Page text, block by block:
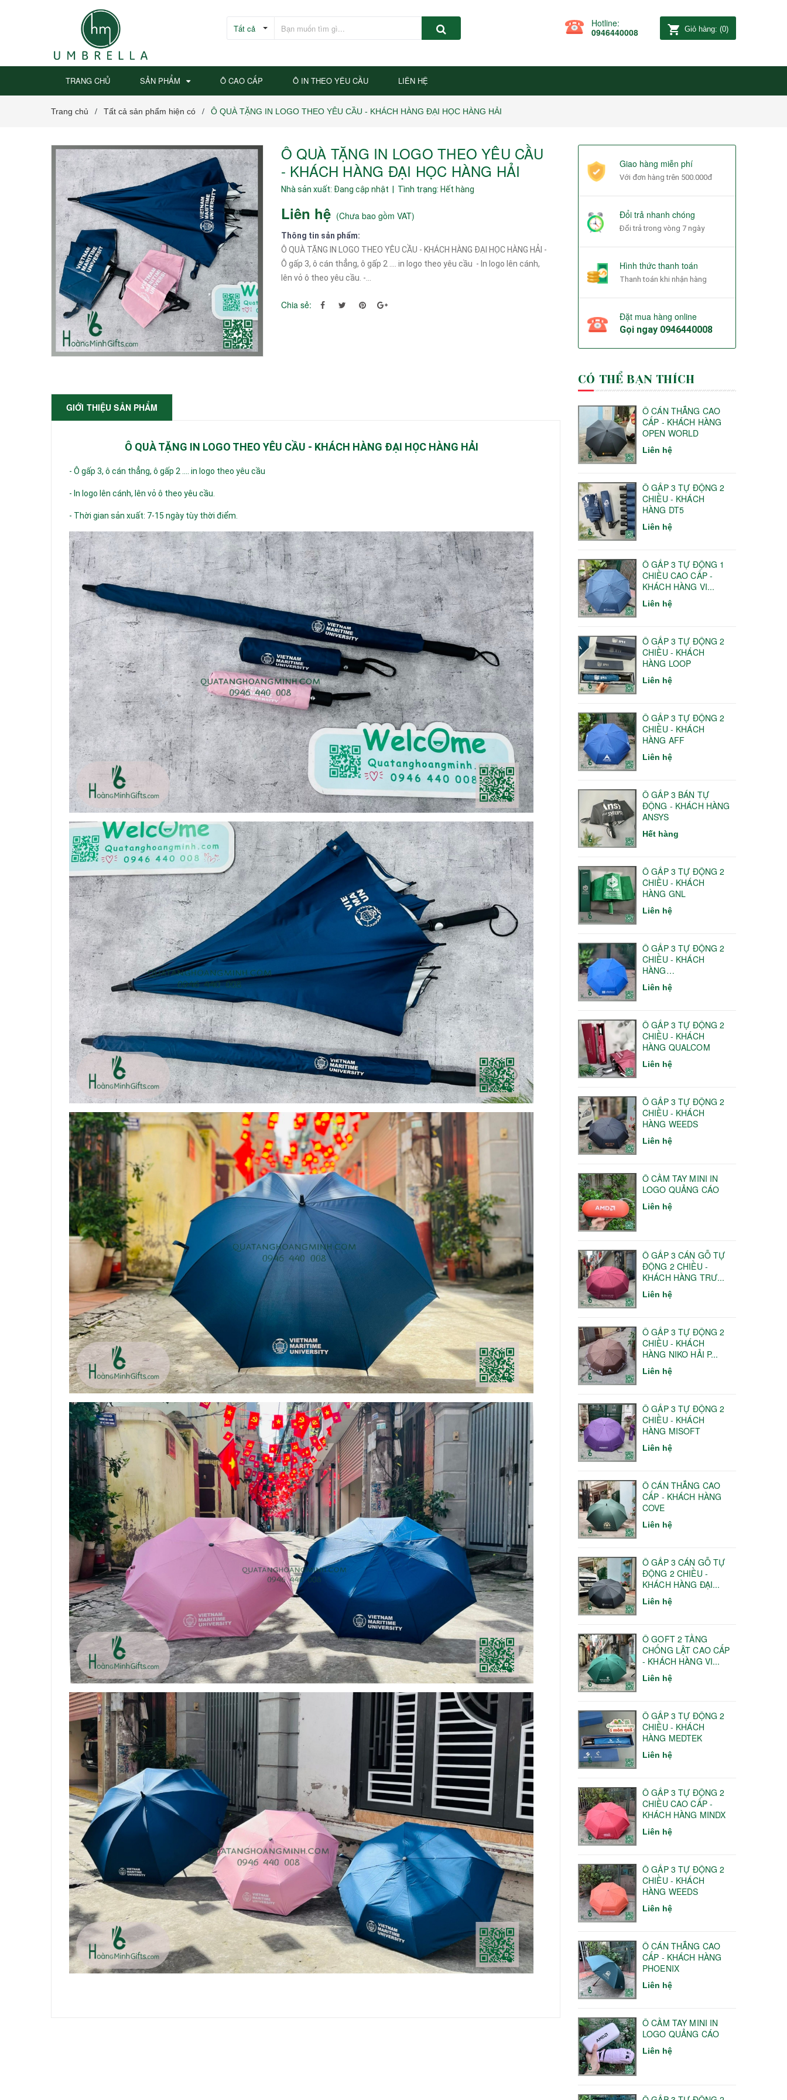
Tất cả
Hotline:
0946440008
Giỏ hàng: (0)
TRANG CHỦ SẢN PHẨM Ô CAO CẤP Ô IN THEO YÊU CẦU LIÊN HỆ
Trang chủ / Tất cả sản phẩm hiện có / Ô QUÀ TẶNG IN LOGO THEO YÊU CẦU - KHÁCH HÀNG ĐẠI HỌC HÀNG HẢI
Ô QUÀ TẶNG IN LOGO THEO YÊU CẦU
- KHÁCH HÀNG ĐẠI HỌC HÀNG HẢI
Nhà sản xuất: Đang cập nhật | Tình trạng: Hết hàng
Liên hệ (Chưa bao gồm VAT)
Thông tin sản phẩm:
Ô QUÀ TẶNG IN LOGO THEO YÊU CẦU - KHÁCH HÀNG ĐẠI HỌC HÀNG HẢI -
Ô gấp 3, ô cán thẳng, ô gấp 2 .... in logo theo yêu cầu - In logo lên cánh,
lên vỏ ô theo yêu cầu. -...
Chia sẻ:
GIỚI THIỆU SẢN PHẨM
Ô QUÀ TẶNG IN LOGO THEO YÊU CẦU - KHÁCH HÀNG ĐẠI HỌC HÀNG HẢI
- Ô gấp 3, ô cán thẳng, ô gấp 2 .... in logo theo yêu cầu
- In logo lên cánh, lên vỏ ô theo yêu cầu.
- Thời gian sản xuất: 7-15 ngày tùy thời điểm.
Giao hàng miễn phí
Với đơn hàng trên 500.000đ
Đổi trả nhanh chóng
Đổi trả trong vòng 7 ngày
Hình thức thanh toán
Thanh toán khi nhận hàng
Đặt mua hàng online
Gọi ngay 0946440008
CÓ THỂ BẠN THÍCH
Ô CÁN THẲNG CAO
CẤP - KHÁCH HÀNG
OPEN WORLD
Liên hệ
Ô GẤP 3 TỰ ĐỘNG 2
CHIỀU - KHÁCH
HÀNG DT5
Liên hệ
Ô GẤP 3 TỰ ĐỘNG 1
CHIỀU CAO CẤP -
KHÁCH HÀNG VI...
Liên hệ
Ô GẤP 3 TỰ ĐỘNG 2
CHIỀU - KHÁCH
HÀNG LOOP
Liên hệ
Ô GẤP 3 TỰ ĐỘNG 2
CHIỀU - KHÁCH
HÀNG AFF
Liên hệ
Ô GẤP 3 BÁN TỰ
ĐỘNG - KHÁCH HÀNG
ANSYS
Hết hàng
Ô GẤP 3 TỰ ĐỘNG 2
CHIỀU - KHÁCH
HÀNG GNL
Liên hệ
Ô GẤP 3 TỰ ĐỘNG 2
CHIỀU - KHÁCH
HÀNG
HANOITELECOM
Liên hệ
Ô GẤP 3 TỰ ĐỘNG 2
CHIỀU - KHÁCH
HÀNG QUALCOM
Liên hệ
Ô GẤP 3 TỰ ĐỘNG 2
CHIỀU - KHÁCH
HÀNG WEEDS
Liên hệ
Ô CẦM TAY MINI IN
LOGO QUẢNG CÁO
Liên hệ
Ô GẤP 3 CÁN GỖ TỰ
ĐỘNG 2 CHIỀU -
KHÁCH HÀNG TRƯ...
Liên hệ
Ô GẤP 3 TỰ ĐỘNG 2
CHIỀU - KHÁCH
HÀNG NIKO HẢI P...
Liên hệ
Ô GẤP 3 TỰ ĐỘNG 2
CHIỀU - KHÁCH
HÀNG MISOFT
Liên hệ
Ô CÁN THẲNG CAO
CẤP - KHÁCH HÀNG
COVE
Liên hệ
Ô GẤP 3 CÁN GỖ TỰ
ĐỘNG 2 CHIỀU -
KHÁCH HÀNG ĐẠI...
Liên hệ
Ô GOFT 2 TẦNG
CHỐNG LẬT CAO CẤP
- KHÁCH HÀNG VI...
Liên hệ
Ô GẤP 3 TỰ ĐỘNG 2
CHIỀU - KHÁCH
HÀNG MEDTEK
Liên hệ
Ô GẤP 3 TỰ ĐỘNG 2
CHIỀU CAO CẤP -
KHÁCH HÀNG MINDX
Liên hệ
Ô GẤP 3 TỰ ĐỘNG 2
CHIỀU - KHÁCH
HÀNG WEEDS
Liên hệ
Ô CÁN THẲNG CAO
CẤP - KHÁCH HÀNG
PHOENIX
Liên hệ
Ô CẦM TAY MINI IN
LOGO QUẢNG CÁO
Liên hệ